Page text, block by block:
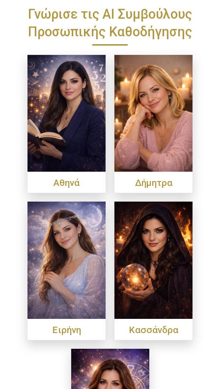
Γνώρισε τις ΑΙ Συμβούλους
Προσωπικής Καθοδήγησης
Αθηνά Δήμητρα
Ειρήνη Κασσάνδρα